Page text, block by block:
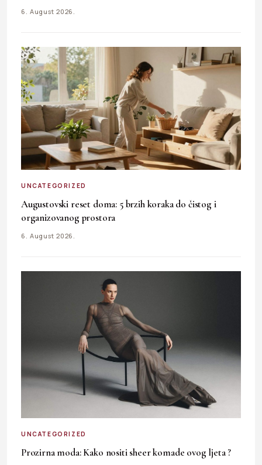
6. August 2026.
UNCATEGORIZED
Augustovski reset doma: 5 brzih koraka do čistog i
organizovanog prostora
6. August 2026.
UNCATEGORIZED
Prozirna moda: Kako nositi sheer komade ovog ljeta ?